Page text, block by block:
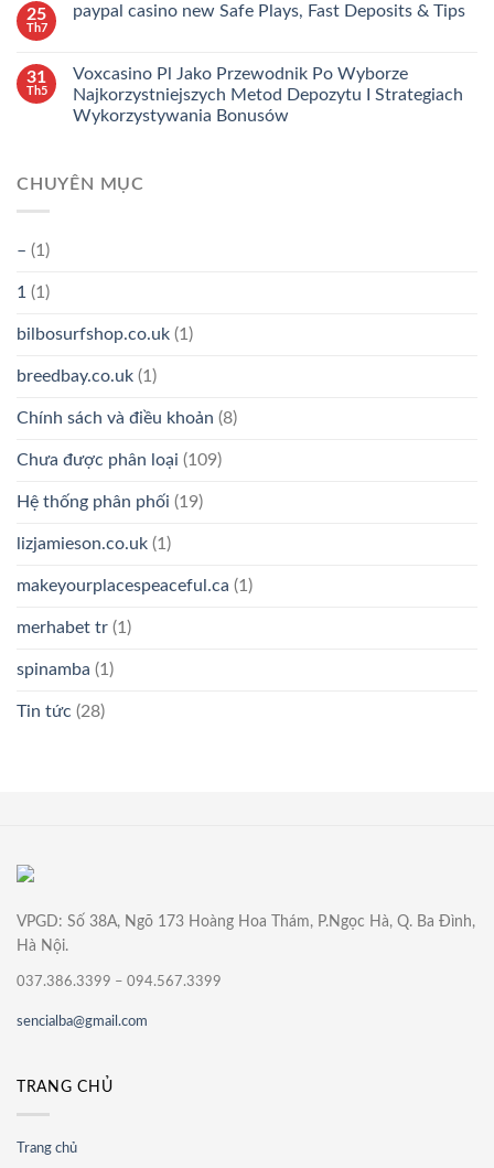
25
Th7
paypal casino new Safe Plays, Fast Deposits & Tips
31
Th5
Voxcasino Pl Jako Przewodnik Po Wyborze
Najkorzystniejszych Metod Depozytu I Strategiach
Wykorzystywania Bonusów
CHUYÊN MỤC
– (1)
1 (1)
bilbosurfshop.co.uk (1)
breedbay.co.uk (1)
Chính sách và điều khoản (8)
Chưa được phân loại (109)
Hệ thống phân phối (19)
lizjamieson.co.uk (1)
makeyourplacespeaceful.ca (1)
merhabet tr (1)
spinamba (1)
Tin tức (28)
VPGD: Số 38A, Ngõ 173 Hoàng Hoa Thám, P.Ngọc Hà, Q. Ba Đình,
Hà Nội.
037.386.3399 – 094.567.3399
sencialba@gmail.com
TRANG CHỦ
Trang chủ